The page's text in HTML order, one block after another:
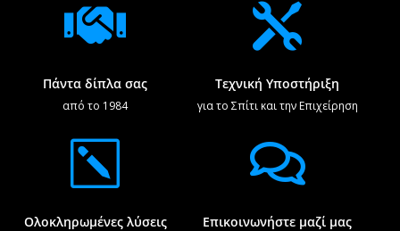

Πάντα δίπλα σας
από το 1984

Τεχνική Υποστήριξη
για το Σπίτι και την Επιχείρηση
k
Ολοκληρωμένες λύσεις

Επικοινωνήστε μαζί μας